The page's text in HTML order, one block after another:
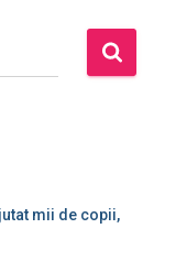
mii de copii,